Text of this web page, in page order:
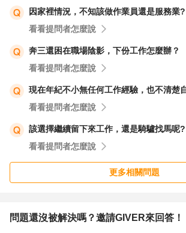
因家裡情況，不知該做作業員還是服務業?
看看提問者怎麼說
奔三還困在職場陰影，下份工作怎麼辦？
看看提問者怎麼說
現在年紀不小無任何工作經驗，也不清楚
看看提問者怎麼說
該選擇繼續留下來工作，還是騎驢找馬呢?
看看提問者怎麼說
更多相關問題
問題還沒被解決嗎？邀請GIVER來回答！